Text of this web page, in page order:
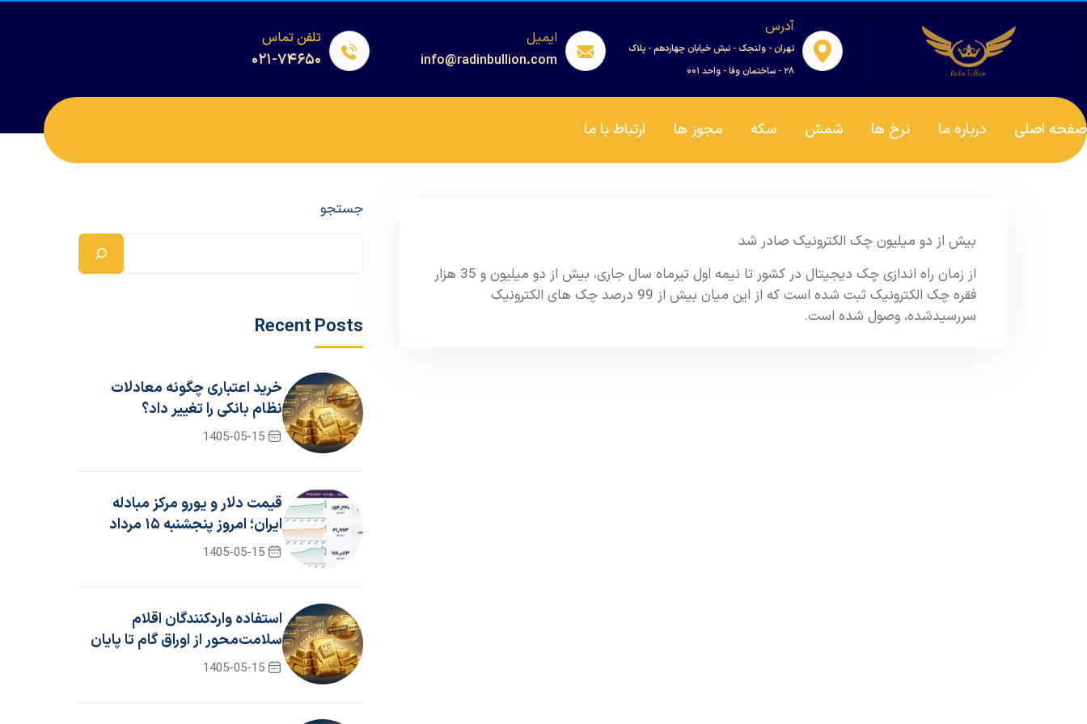
آدرس
تهران - ولنجک - نبش خیابان چهاردهم - پلاک
۲۸ - ساختمان وفا - واحد ۰۰۱
ایمیل
info@radinbullion.com
تلفن تماس
۰۲۱-۷۴۶۵۰
صفحه اصلی درباره ما نرخ ها شمش سکه مجوز ها ارتباط با ما
بیش از دو میلیون چک الکترونیک صادر شد
از زمان راه اندازی چک دیجیتال در کشور تا نیمه اول تیرماه سال جاری، بیش از دو میلیون و 35 هزار
فقره چک الکترونیک ثبت شده است که از این میان بیش از 99 درصد چک های الکترونیک
سررسیدشده، وصول شده است.
جستجو
Recent Posts
خرید اعتباری چگونه معادلات
نظام بانکی را تغییر داد؟
1405-05-15
قیمت دلار و یورو مرکز مبادله
ایران؛ امروز پنجشنبه ۱۵ مرداد
۱۴۰۵1405-05-15
استفاده واردکنندگان اقلام
سلامت‌محور از اوراق گام تا پایان
سال ۱۴۰۵ تمدید شد1405-05-15